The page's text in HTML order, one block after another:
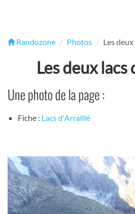
Randozone Photos Les
Les deux
Une photo de la page :
Fiche : Lacs d'Arraillé